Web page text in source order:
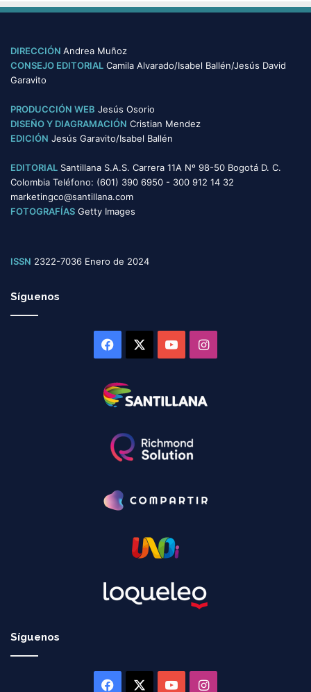
DIRECCIÓN Andrea Muñoz
CONSEJO EDITORIAL Camila Alvarado/Isabel Ballén/Jesús David
Garavito
PRODUCCIÓN WEB Jesús Osorio
DISEÑO Y DIAGRAMACIÓN Cristian Mendez
EDICIÓN Jesús Garavito/Isabel Ballén
EDITORIAL Santillana S.A.S. Carrera 11A Nº 98-50 Bogotá D. C.
Colombia Teléfono: (601) 390 6950 - 300 912 14 32
marketingco@santillana.com
FOTOGRAFÍAS Getty Images
ISSN 2322-7036 Enero de 2024
Síguenos
Facebook YouTubeInstagram
Síguenos
Facebook YouTubeInstagram